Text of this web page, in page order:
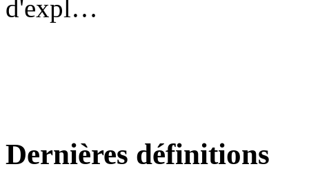
d'expl…
Dernières définitions